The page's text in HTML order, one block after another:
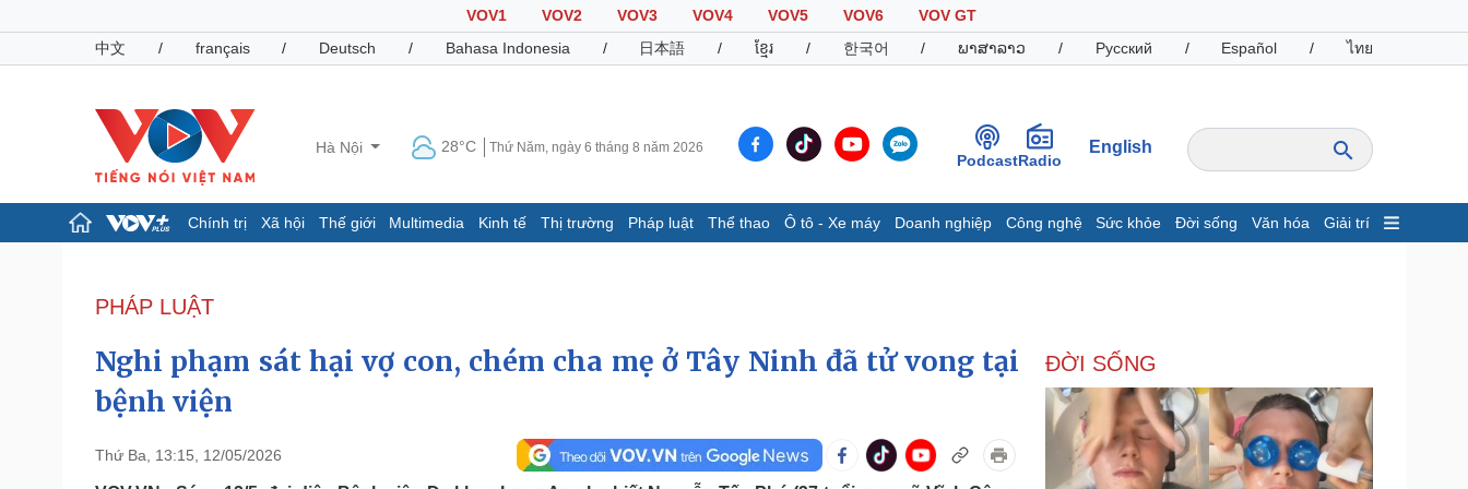
VOV1 VOV2 VOV3 VOV4 VOV5 VOV6
VOV GT
中文
/ français / Deutsch / Bahasa Indonesia / 日本語 / ខ្មែរ / 한국어 / ພາສາລາວ / Русский / Español / ไทย
Hà Nội 28°C Thứ Năm, ngày 6 tháng 8 năm 2026
PodcastRadio
English
Chính trị Xã hội Thế giới Multimedia Kinh tế Thị trường Pháp luật Thể thao Ô tô - Xe máy Doanh nghiệp Công nghệ Sức khỏe Đời sống Văn hóa Giải trí
Đảng
Tổ chức nhân sự
Nhận diện sự thật
Dấu ấn VOV
Infographic
Giá cà phê
Pháp luật
Thể thao
Ô tô - Xe máy
Doanh nghiệp
Thông tin doanh nghiệp
Công nghệ
Sành điệu
PHÁP LUẬT
Nghi phạm sát hại vợ con, chém cha mẹ ở Tây Ninh đã tử vong tại
bệnh viện
Thứ Ba, 13:15, 12/05/2026
ĐỜI SỐNG